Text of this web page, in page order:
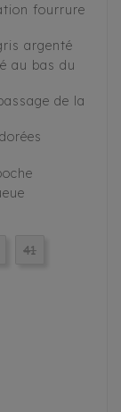
fourrure
argenté
au bas du
de la
41